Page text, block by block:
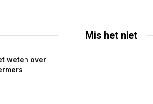
weten over
Mis het niet